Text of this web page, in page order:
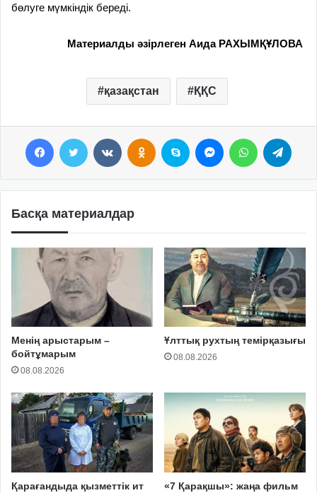
бөлуге мүмкіндік береді.
Материалды әзірлеген Аида РАХЫМҚҰЛОВА
қазақстан ҚҚС
Басқа материалдар
Менің арыстарым –
бойтұмарым
08.08.2026
Ұлттық рухтың темірқазығы
08.08.2026
Қарағандыда қызметтік ит
«7 Қарақшы»: жаңа фильм